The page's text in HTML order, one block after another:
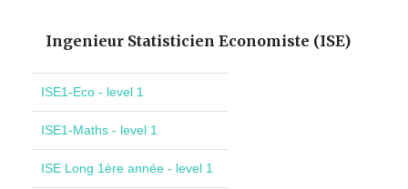
Ingenieur Statisticien Economiste (ISE)
ISE1-Eco - level 1
ISE1-Maths - level 1
ISE Long 1ère année - level 1